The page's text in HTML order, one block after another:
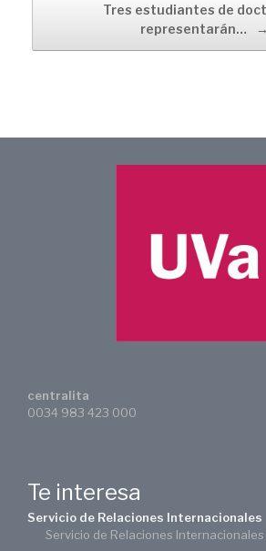
Tres estudiantes de
representarán…
→
centralita
0034 983 423 000
Te interesa
Servicio de Relaciones Internacionales
Servicio de Relaciones Internacionales